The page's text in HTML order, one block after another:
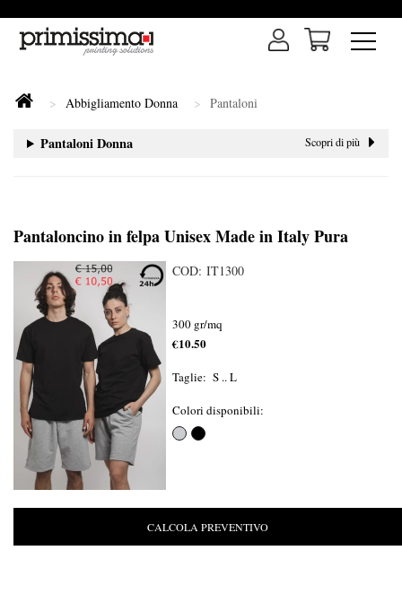
Abbigliamento Donna Pantaloni
Pantaloni Donna Scopri di più
Pantaloncino in felpa Unisex Made in Italy Pura
COD: IT1300
300 gr/mq
€10.50
Taglie: S .. L
Colori disponibili:
CALCOLA PREVENTIVO